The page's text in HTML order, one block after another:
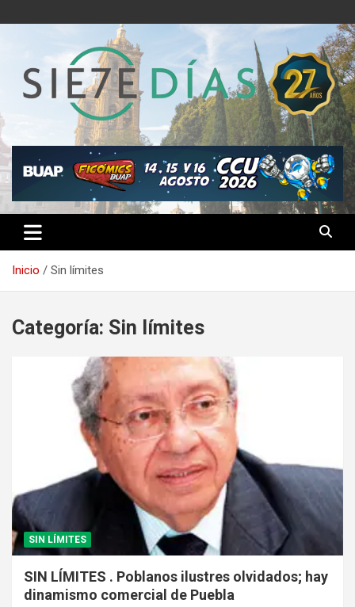
al
Semanario 7 Días
Inicio Sin límites
Categoría: Sin límites
SIN LÍMITES
SIN LÍMITES . Poblanos ilustres olvidados; hay
dinamismo comercial de Puebla